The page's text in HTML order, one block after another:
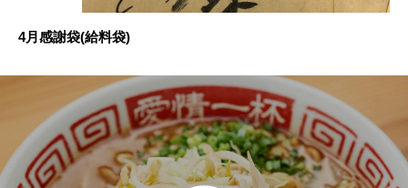
4月感謝袋(給料袋)